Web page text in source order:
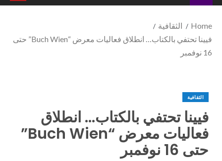
Home
الثقافية
فيينا تحتفي بالكتاب… انطلاق فعاليات معرض “Buch Wien” حتى
16 نوفمبر
الثقافية
فيينا تحتفي بالكتاب… انطلاق
فعاليات معرض “Buch Wien”
حتى 16 نوفمبر